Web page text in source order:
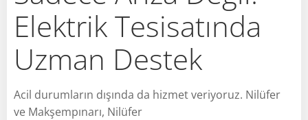
Elektrik Tesisatında
Uzman Destek
Acil durumların dışında da hizmet veriyoruz. Nilüfer
ve Makşempınarı, Nilüfer